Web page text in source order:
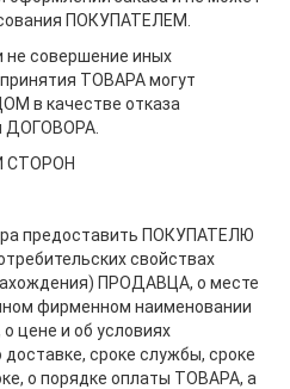
ПОКУПАТЕЛЕМ.
не совершение иных
ТОВАРА могут
в качестве отказа
ДОГОВОРА.
СТОРОН
предоставить ПОКУПАТЕЛЮ
свойствах
ПРОДАВЦА, о месте
фирменном наименовании
цене и об условиях
сроке службы, сроке
о порядке оплаты ТОВАРА, а